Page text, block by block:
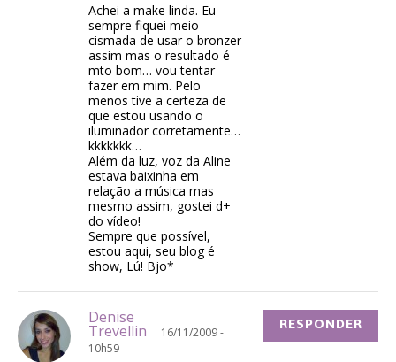
Achei a make linda. Eu
sempre fiquei meio
cismada de usar o bronzer
assim mas o resultado é
mto bom… vou tentar
fazer em mim. Pelo
menos tive a certeza de
que estou usando o
iluminador corretamente…
kkkkkkk…
Além da luz, voz da Aline
estava baixinha em
relação a música mas
mesmo assim, gostei d+
do vídeo!
Sempre que possível,
estou aqui, seu blog é
show, Lú! Bjo*
Denise
Trevellin
16/11/2009 -
10h59
RESPONDER